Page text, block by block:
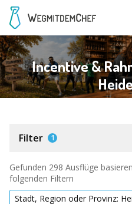
Incentive &
Filter 1
Gefunden 298 Ausflüge
folgenden Filtern
Stadt, Region oder Provinz: